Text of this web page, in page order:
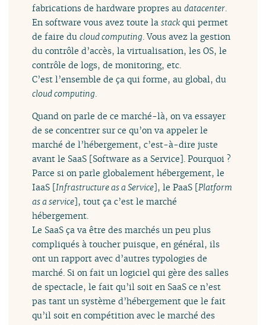
fabrications de hardware propres audatacenter
En software vous avez toute lastack qui permet
de faire ducloud computing . Vous avez la gestion
du contrôle d’accès, la virtualisation, les OS, le
contrôle de logs, de monitoring, etc.
C’est l’ensemble de ça qui forme, au global, du
cloud computing
Quand on parle de ce marché-là, on va essayer
de se concentrer sur ce qu’on va appeler le
marché de l’hébergement, c’est-à-dire juste
avant le SaaS [Software as a Service]. Pourquoi ?
Parce si on parle globalement hébergement, le
IaaS [Infrastructure as a Service], le PaaS [Platform
as a service], tout ça c’est le marché
hébergement.
Le SaaS ça va être des marchés un peu plus
compliqués à toucher puisque, en général, ils
ont un rapport avec d’autres typologies de
marché. Si on fait un logiciel qui gère des salles
de spectacle, le fait qu’il soit en SaaS ce n’est
pas tant un système d’hébergement que le fait
qu’il soit en compétition avec le marché des